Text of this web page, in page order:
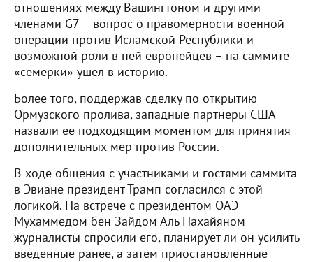
отношениях между Вашингтоном и другими
членами G7 – вопрос о правомерности военной
операции против Исламской Республики и
возможной роли в ней европейцев – на саммите
«семерки» ушел в историю.
Более того, поддержав сделку по открытию
Ормузского пролива, западные партнеры США
назвали ее подходящим моментом для принятия
дополнительных мер против России.
В ходе общения с участниками и гостями саммита
в Эвиане президент Трамп согласился с этой
логикой. На встрече с президентом ОАЭ
Мухаммедом бен Зайдом Аль Нахайяном
журналисты спросили его, планирует ли он усилить
введенные ранее, а затем приостановленные